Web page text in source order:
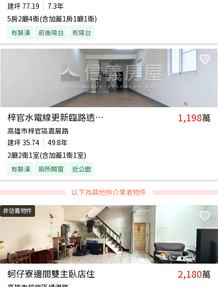
建坪 77.19
7.3年
5房2廳4衛(含加蓋1房1廳1衛)
有裝潢 前後陽台 有陽台
梓官水電線更新臨路透天厝 1,198萬
高雄市梓官區嘉展路
建坪 35.74
49.8年
2廳2衛1室(含加蓋1衛1室)
有裝潢 廁所開窗 近公園
以下為其他仲介業者物件
非信義物件
蚵仔寮邊間雙主臥店住 2,180萬